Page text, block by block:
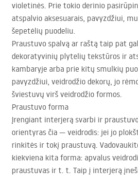
violetinės. Prie tokio derinio
atspalvio aksesuarais, pavyzdžiui,
šepetėlių puodeliu.
Praustuvo spalvą ar raštą taip pat
dekoratyvinių plytelių tekstūros ir
kambaryje arba prie kitų smulkių
pavyzdžiui, veidrodžio dekorų, jo
šviestuvų virš veidrodžio formos.
Praustuvo forma
Įrengiant interjerą svarbi ir
orientyras čia — veidrodis: jei jo
rinkitės ir tokį praustuvą.
kiekviena kita forma: apvalus
praustuvas ir t. t. Taip į interjerą